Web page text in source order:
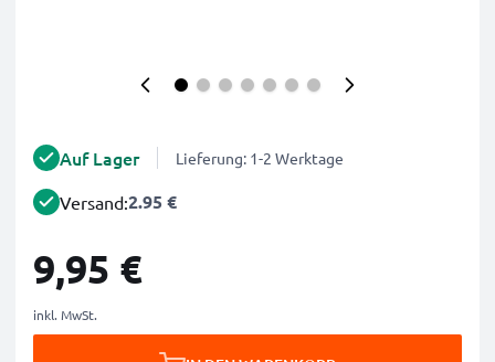
Auf Lager Lieferung: 1-2 Werktage
Versand:2.95 €
9,95 €
inkl. MwSt.